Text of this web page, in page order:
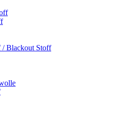
/ Blackout Stoff